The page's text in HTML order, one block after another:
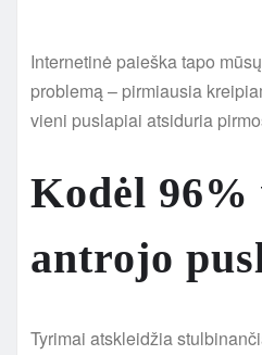
Internetinė paieška tapo
problemą – pirmiausia
vieni puslapiai atsiduria
Kodėl 96%
antrojo
Tyrimai atskleidžia